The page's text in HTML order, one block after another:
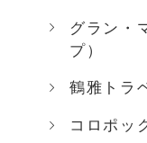
グラン・
プ）
鶴雅トラ
コロポッ